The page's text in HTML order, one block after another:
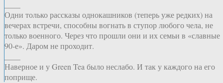
Одни только рассказы однокашников (теперь уже редких) на
вечерах встречи, способны вогнать в ступор любого чела, не
только военного. Через что прошли они и их семьи в «славные
90-е». Даром не проходит.
Наверное и у Green Tea было неслабо. И так у каждого на его
поприще.